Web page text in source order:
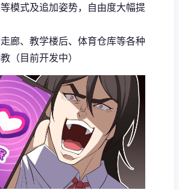
模式及追加姿势，自由度大幅提
廊、教学楼后、体育仓库等各种
（目前开发中）